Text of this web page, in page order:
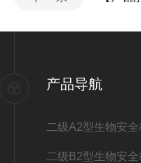
产品导航
二级A2型生物安全
二级B2型生物安全